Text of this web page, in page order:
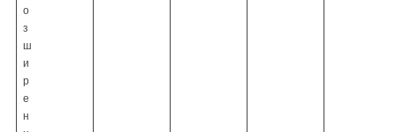
о
з
ш
и
р
е
н